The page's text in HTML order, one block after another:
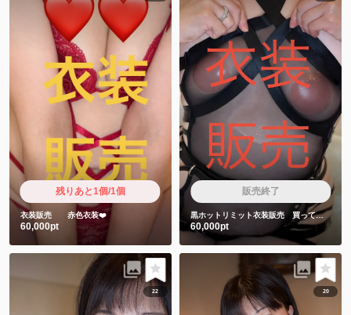
残りあと1個/1個
衣装販売 赤色衣装❤️
60,000pt
販売終了
黒ホットリミット衣装販売 買ってくれた人しか見れない特典動画2本付き❤️
60,000pt
22 20